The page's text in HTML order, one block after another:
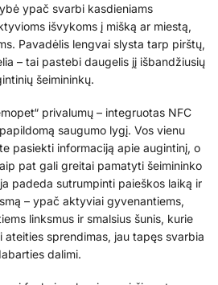
ypač svarbi kasdieniams
išvykoms į mišką ar miestą,
Pavadėlis lengvai slysta tarp pirštų,
– tai pastebi daugelis jį išbandžiusių
šeimininkų.
privalumų – integruotas NFC
saugumo lygį. Vos vienu
pasiekti informaciją apie augintinį, o
pat gali greitai pamatyti šeimininko
padeda sutrumpinti paieškos laiką ir
– ypač aktyviai gyvenantiems,
linksmus ir smalsius šunis, kurie
ateities sprendimas, jau tapęs svarbia
dalimi.